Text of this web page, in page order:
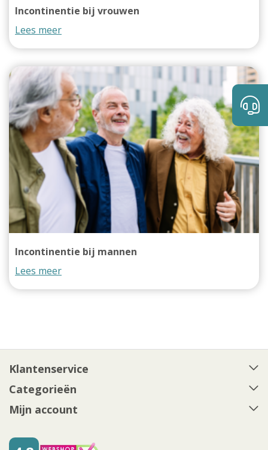
Incontinentie bij vrouwen
Lees meer
Incontinentie bij mannen
Lees meer
Klantenservice
Categorieën
Mijn account